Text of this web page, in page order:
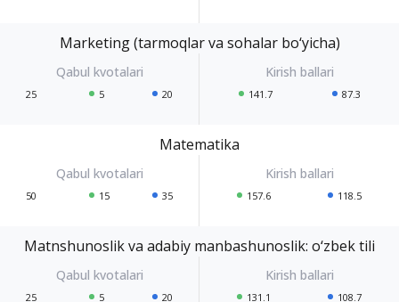
Marketing (tarmoqlar va sohalar bo‘yicha)
25 5 20 141.7 87.3
Matematika
50 15 35 157.6 118.5
Matnshunoslik va adabiy manbashunoslik: o‘zbek tili
25 5 20 131.1 108.7